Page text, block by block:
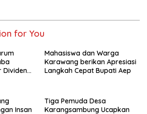
for You
Dividen
Mahasiswa dan Warga
Karawang berikan Apresiasi
Langkah Cepat Bupati Aep
Insan
Tiga Pemuda Desa
Karangsambung Ucapkan